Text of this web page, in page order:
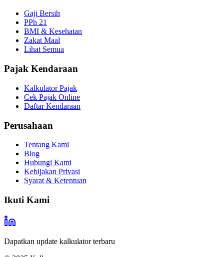
Gaji Bersih
PPh 21
BMI & Kesehatan
Zakat Maal
Lihat Semua
Pajak Kendaraan
Kalkulator Pajak
Cek Pajak Online
Daftar Kendaraan
Perusahaan
Tentang Kami
Blog
Hubungi Kami
Kebijakan Privasi
Syarat & Ketentuan
Ikuti Kami
Dapatkan update kalkulator terbaru